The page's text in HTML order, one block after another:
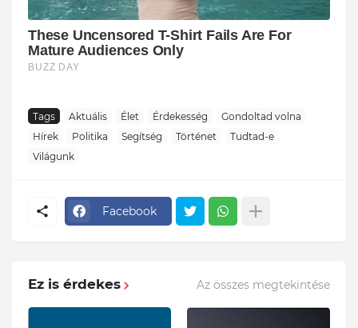
Tags Aktuális Élet Érdekesség
Gondoltad volna
Hírek
Politika Segítség Történet
Tudtad-e
Világunk
Facebook
Ez is érdekes Az összes megtekintése